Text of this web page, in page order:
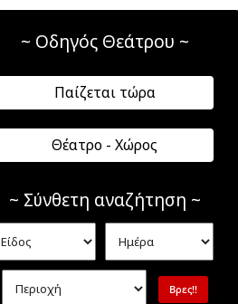
~ Οδηγός Θεάτρου ~
Παίζεται τώρα
Θέατρο - Χώρος
~ Σύνθετη αναζήτηση ~